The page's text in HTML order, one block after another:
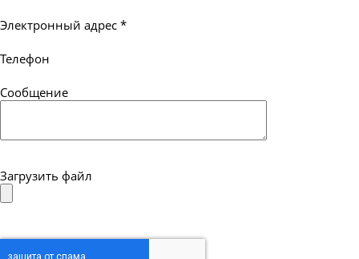
Электронный адрес *
Телефон
Сообщение
Загрузить файл